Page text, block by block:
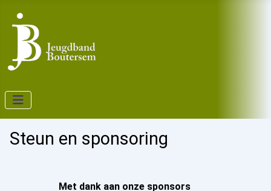
Steun en sponsoring
Met dank aan onze sponsors